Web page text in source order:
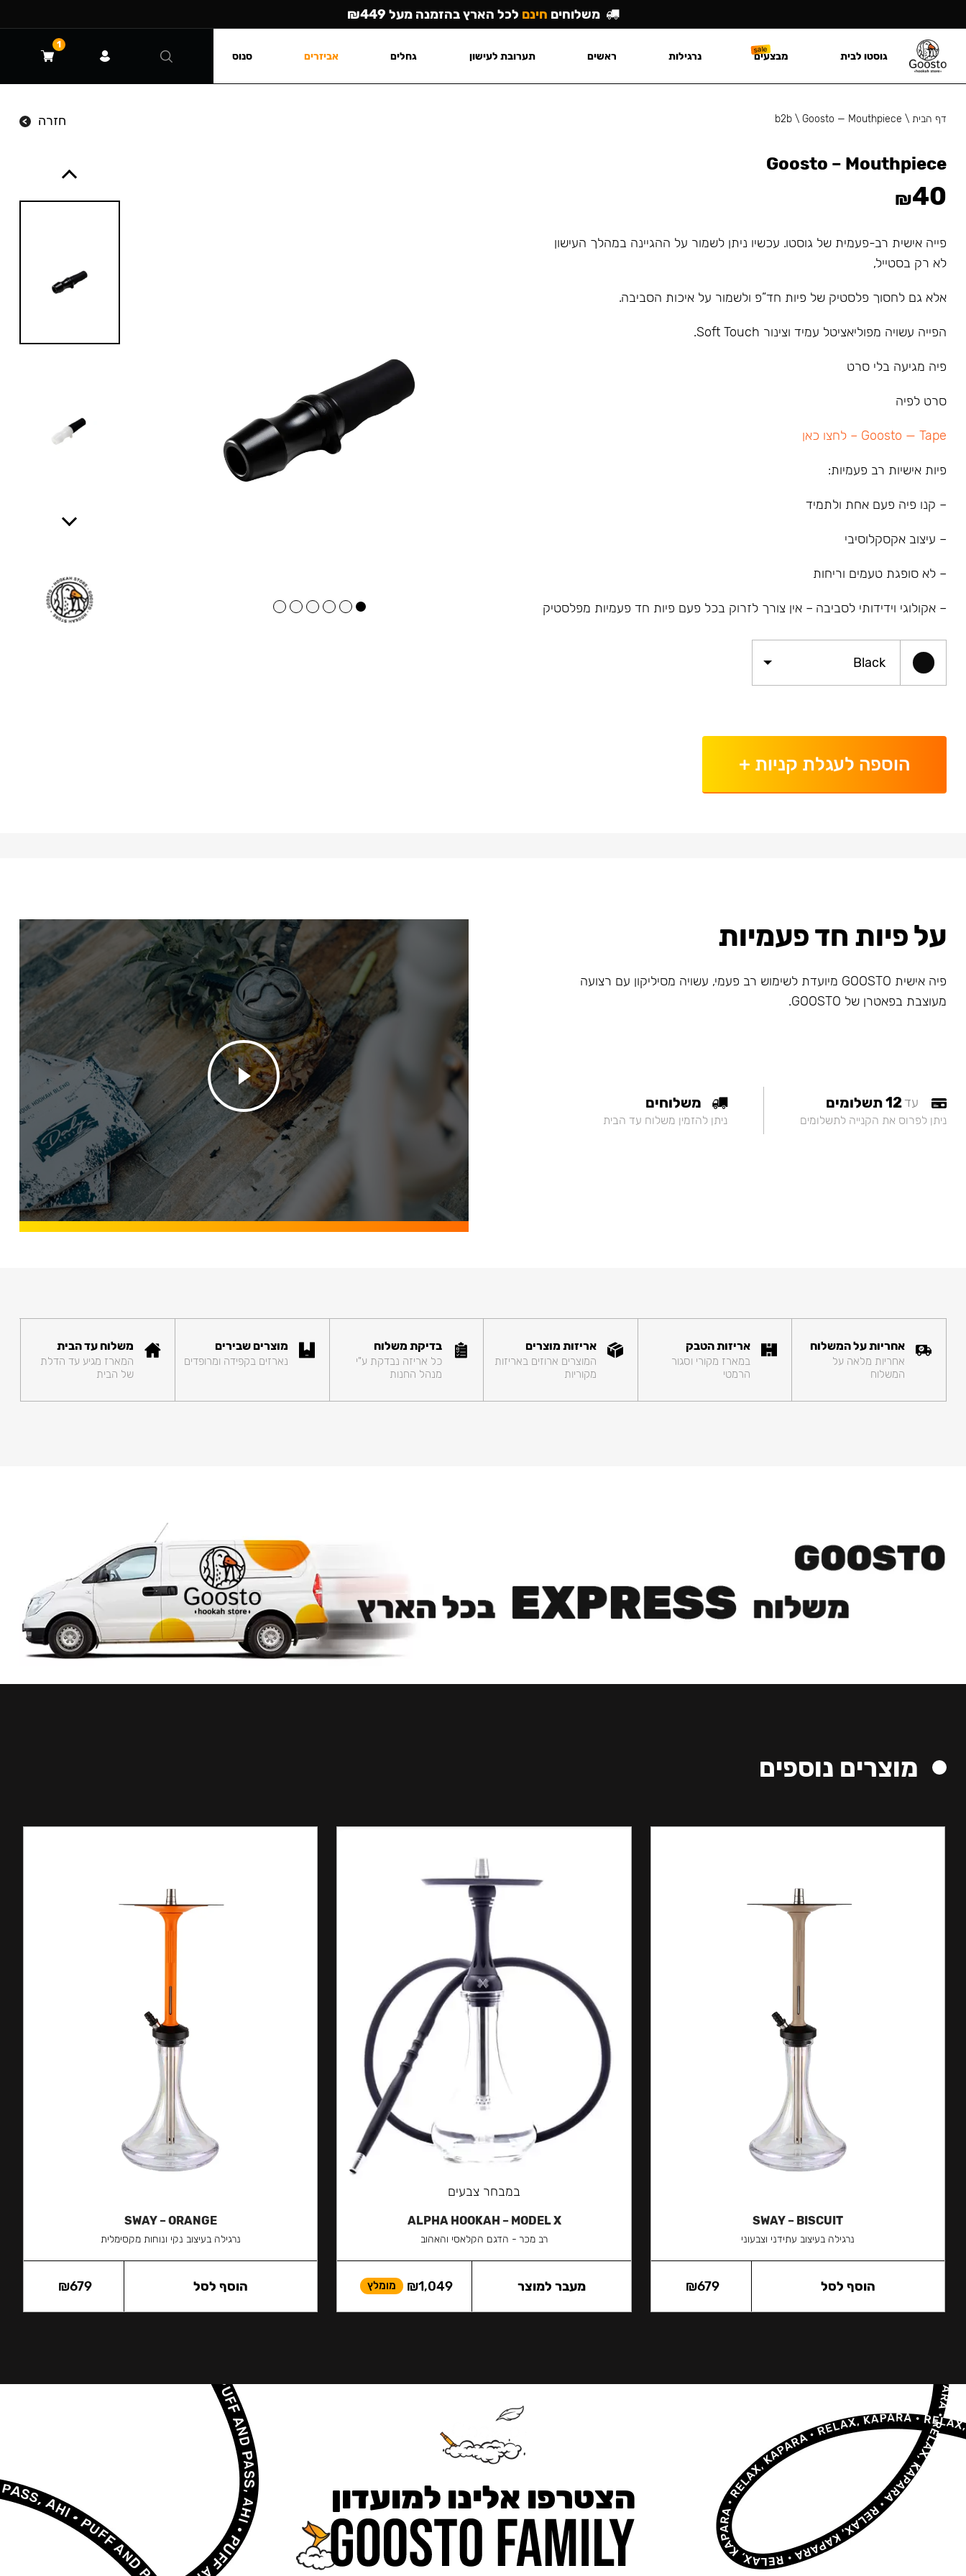
דף הבית\
b2b \ Goosto — Mouthpiece חזרה
Goosto – Mouthpiece
₪40
פייה אישית רב-פעמית של גוסטו. עכשיו ניתן לשמור על ההגיינה במהלך העישון
לא רק בסטייל,
אלא גם לחסוך פלסטיק של פיות חד”פ ולשמור על איכות הסביבה.
הפייה עשויה מפוליאציטל עמיד וצינור Soft Touch.
פיה מגיעה בלי סרט
סרט לפיה
Goosto — Tape – לחצו כאן
פיות אישיות רב פעמיות:
– קנו פיה פעם אחת ולתמיד
– עיצוב אקסקלוסיבי
– לא סופגת טעמים וריחות
– אקולוגי וידידותי לסביבה – אין צורך לזרוק בכל פעם פיות חד פעמיות מפלסטיק
Black
הוספה לעגלת קניות +
על פיות חד פעמיות
פיה אישית GOOSTO מיועדת לשימוש רב פעמי, עשויה מסיליקון עם רצועה
מעוצבת בפאטרן של GOOSTO.
עד12 תשלומים
ניתן לפרוס את הקנייה לתשלומים
משלוחים
ניתן להזמין משלוח עד הבית
אחריות על המשלוח
אחריות מלאה על
המשלוח
אריזות הטבק
במארז מקורי וסגור
הרמטי
אריזות מוצרים
המוצרים ארוזים באריזות
מקוריות
בדיקת משלוח
כל אריזה נבדקת ע"י
מנהל החנות
מוצרים שבירים
נארזים בקפידה ומרופדים
משלוח עד הבית
המארז מגיע עד הדלת
של הבית
מוצרים נוספים
SWAY – BISCUIT
נרגילה בעיצוב עתידני וצבעוני
₪679 הוסף לסל
במבחר צבעים
ALPHA HOOKAH – MODEL X
רב מכר - הדגם הקלאסי והאהוב
₪1,049 מומלץ מעבר למוצר
SWAY – ORANGE
נרגילה בעיצוב נקי ונוחות מקסימלית
₪679 הוסף לסל
הצטרפו אלינו למועדון
משלוחים חינם לכל הארץ בהזמנה מעל ₪449
גוסטו לבית מבצעים נרגילות ראשים תערובת לעישון גחלים אביזרים סנוס
1